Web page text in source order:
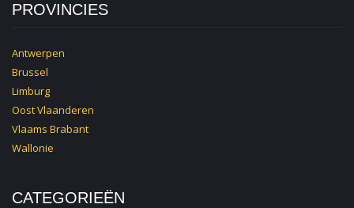
PROVINCIES
Antwerpen
Brussel
Limburg
Oost Vlaanderen
Vlaams Brabant
Wallonie
CATEGORIEËN